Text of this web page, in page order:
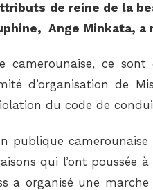
de reine de la
Ange Minkata, a
camerounaise, ce
d’organisation de
du code de
publique camerounaise
qui l’ont poussée
a organisé une